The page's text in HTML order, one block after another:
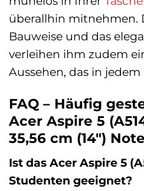
überallhin mitnehmen.
Bauweise und das
verleihen ihm zudem
Aussehen, das in
FAQ – Häufig
Acer Aspire 5
35,56 cm (14″)
Ist das Acer Aspire 5
Studenten geeignet?